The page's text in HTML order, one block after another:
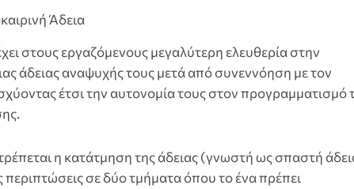
Άδεια
στους εργαζόμενους μεγαλύτερη ελευθερία στην
άδειας αναψυχής τους μετά από συνεννόηση με τον
έτσι την αυτονομία τους στον προγραμματισμό
η κατάτμηση της άδειας (γνωστή ως σπαστή
περιπτώσεις σε δύο τμήματα όπου το ένα πρέπει